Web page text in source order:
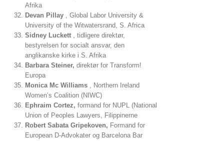
Afrika
Devan Pillay , Global Labor University &
University of the Witwatersrand, S. Africa
Sidney Luckett , tidligere direktør,
bestyrelsen for socialt ansvar, den
anglikanske kirke i S. Afrika
Barbara Steiner, direktør for Transform!
Europa
Monica Mc Williams , Northern Ireland
Women’s Coalition (NIWC)
Ephraim Cortez, formand for NUPL (National
Union of Peoples Lawyers, Filippinerne
Robert Sabata Gripekoven, Formand for
European D-Advokater og Barcelona Bar